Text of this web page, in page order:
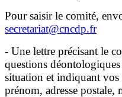
Pour saisir le comité,
secretariat@cncdp.fr
- Une lettre précisant le
questions
situation et indiquant vos
prénom, adresse postale,